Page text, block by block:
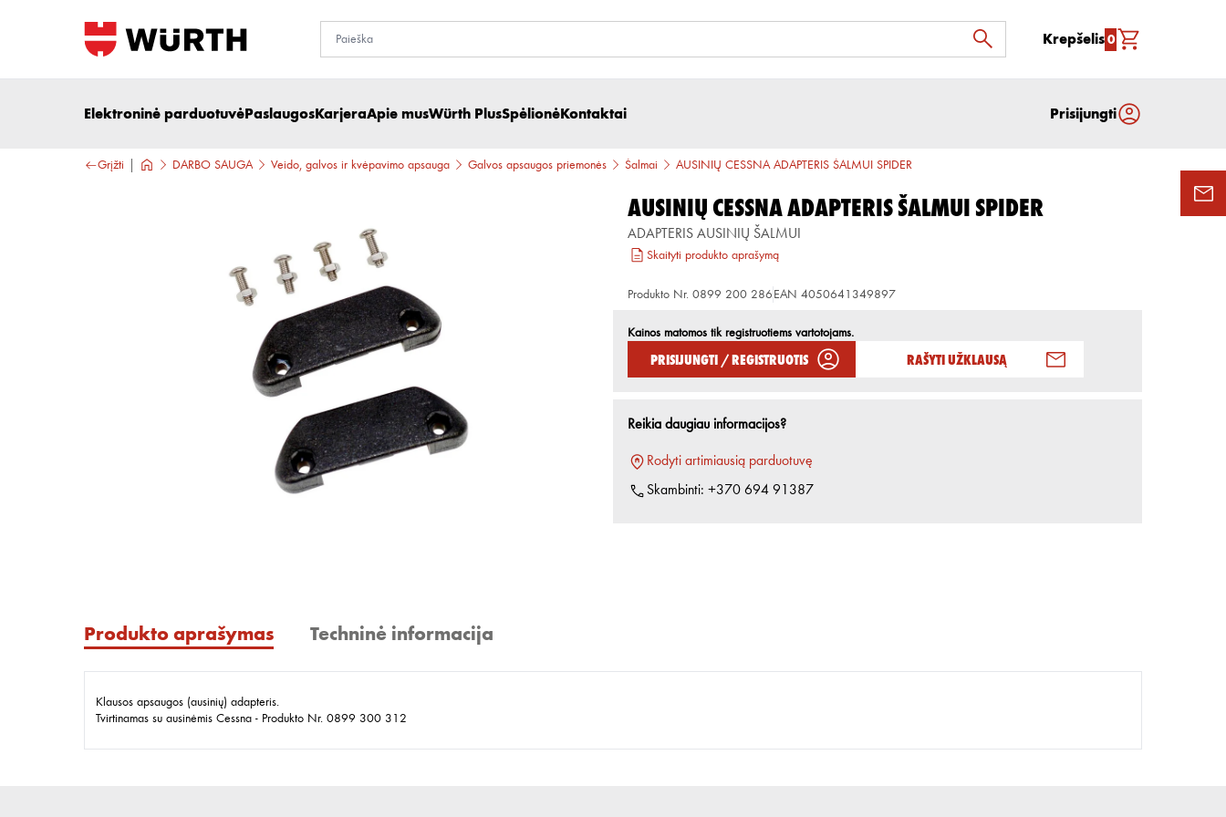
Krepšelis0
Elektroninė parduotuvėPaslaugosKarjeraApie musWürth PlusSpėlionėKontaktai Prisijungti
Grįžti DARBO SAUGA Veido, galvos ir kvėpavimo apsauga Galvos apsaugos priemonės Šalmai AUSINIŲ CESSNA ADAPTERIS ŠALMUI SPIDER
AUSINIŲ CESSNA ADAPTERIS ŠALMUI SPIDER
ADAPTERIS AUSINIŲ ŠALMUI
Skaityti produkto aprašymą
Produkto Nr. 0899 200 286 EAN 4050641349897
Kainos matomos tik registruotiems vartotojams.
Prisijungti / Registruotis Rašyti užklausą
Reikia daugiau informacijos?
Rodyti artimiausią parduotuvę
Skambinti: +370 694 91387
Produkto aprašymas Techninė informacija
Klausos apsaugos (ausinių) adapteris.
Tvirtinamas su ausinėmis Cessna - Produkto Nr. 0899 300 312